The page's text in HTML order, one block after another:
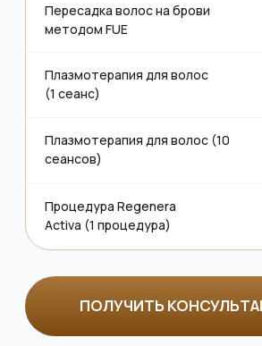
Хотите добиться более гармоничного и эстетичного
образа?
профессиональный подход к формированию
естественной, симметричной и индивидуально
подобранной линии лба. Процедура помогает устранить
неровности, асимметрию, слишком высокую линию
волос или особенности, которые визуально искажают
Коррекция линии роста волос особенно востребована
среди пациентов, стремящихся придать внешности
более чёткие и аккуратные очертания. Мы тщательно
анализируем пропорции лица, тип волос, их густоту и